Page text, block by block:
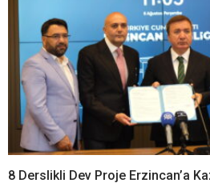
8 Derslikli Dev Proje Erzincan’a